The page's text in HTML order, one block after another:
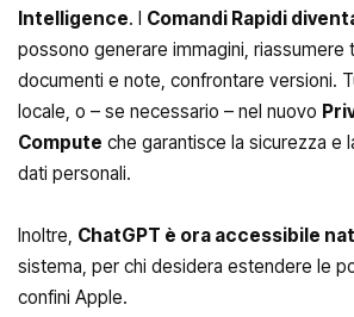
Intelligence. I Comandi Rapidi
possono generare immagini, riassumere
documenti e note, confrontare versioni.
locale, o – se necessario – nel nuovo
Compute che garantisce la sicurezza e
dati personali.
Inoltre, ChatGPT è ora accessibile
sistema, per chi desidera estendere le
confini Apple.